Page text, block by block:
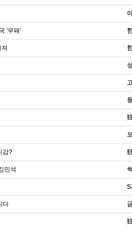
'무패'
감?
민석
다